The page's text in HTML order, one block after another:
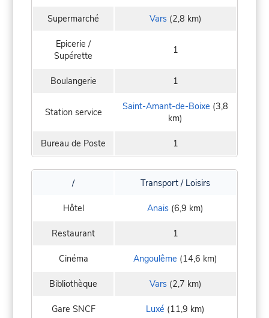
Supermarché Vars(2,8 km)
Epicerie /
Supérette
1
Boulangerie 1
Station service Saint-Amant-de-Boixe (3,8
km)
Bureau de Poste 1
/ Transport / Loisirs
Hôtel Anais (6,9 km)
Restaurant 1
Cinéma Angoulême (14,6 km)
Bibliothèque Vars(2,7 km)
Gare SNCF Luxé (11,9 km)